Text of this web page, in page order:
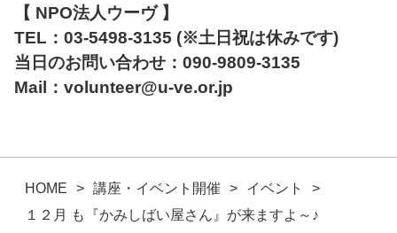
【 NPO法人ウーヴ 】
TEL：03-5498-3135 (※土日祝は休みです)
当日のお問い合わせ： 090-9809-3135
Mail： volunteer@u-ve.or.jp
HOME 講座・イベント開催
イベント
１２月 も『かみしばい屋さん』が来ますよ～♪